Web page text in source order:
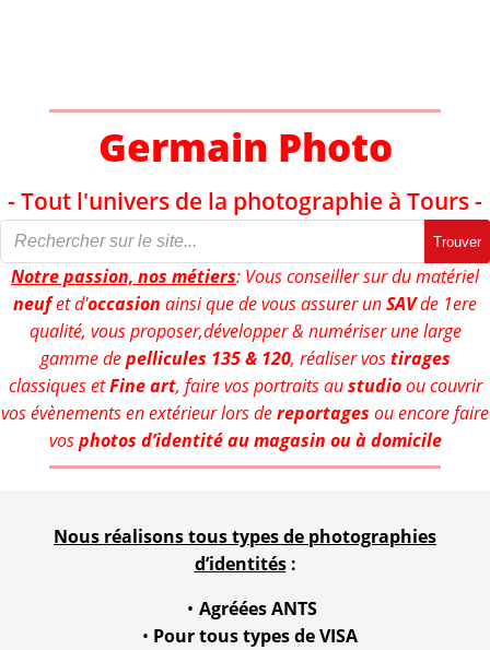
Germain Photo
- Tout l'univers de la photographie à Tours -
Trouver
Notre passion, nos métiers: Vous conseiller sur du matériel
neufet d'occasion ainsi que de vous assurer unSAVde 1ere
qualité, vous proposer,développer & numériser une large
gamme depellicules 135 & 120, réaliser vostirages
classiques etFine art, faire vos portraits austudioou couvrir
vos évènements en extérieur lors dereportages ou encore faire
vosphotos d’identité au magasin ou à domicile
Nous réalisons tous types de photographies
d’identités:
Agréées ANTS
Pour tous types de VISA